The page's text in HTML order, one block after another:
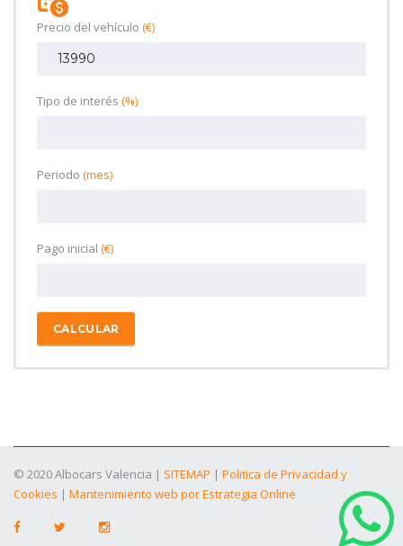
Precio del vehículo (€)
Tipo de interés (%)
Periodo (mes)
Pago inicial (€)
CALCULAR
© 2020 Albocars Valencia | SITEMAP | Politica de Privacidad y
Cookies | Mantenimiento web por Estrategia Online